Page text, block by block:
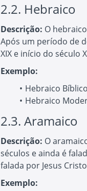
2.2. Hebraico
Descrição: O
Após um período de
XIX e início do século
Exemplo:
Hebraico
Hebraico
2.3. Aramaico
Descrição: O
séculos e ainda é
falada por Jesus
Exemplo: